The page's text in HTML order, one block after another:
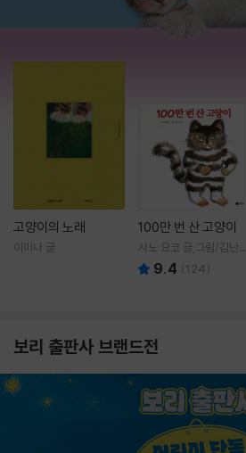
고양이의 노래
이미나 글
100만 번 산 고양이
사노 요코 글,그림/김난주
역 9.4 (124)
보리 출판사 브랜드전